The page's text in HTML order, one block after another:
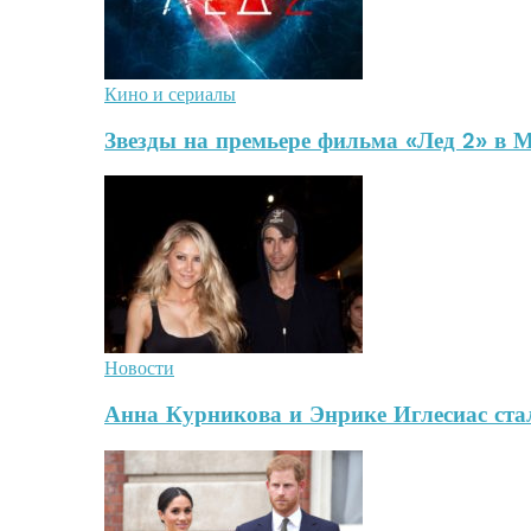
Кино и сериалы
Звезды на премьере фильма «Лед 2» в
Новости
Анна Курникова и Энрике Иглесиас